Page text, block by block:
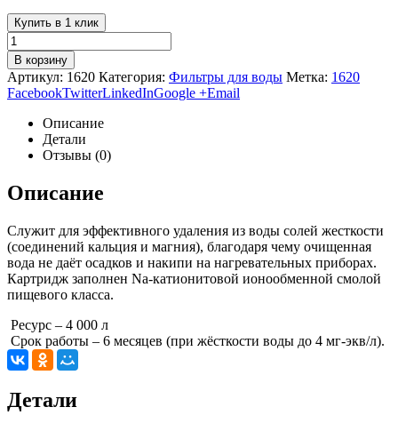
Купить в 1 клик
В корзину
Артикул: 1620 Категория: Фильтры для воды Метка: 1620
FacebookTwitterLinkedInGoogle +Email
Описание
Детали
Отзывы (0)
Описание
Служит для эффективного удаления из воды солей жесткости
(соединений кальция и магния), благодаря чему очищенная
вода не даёт осадков и накипи на нагревательных приборах.
Картридж заполнен Na-катионитовой ионообменной смолой
пищевого класса.
Ресурс – 4 000 л
Срок работы – 6 месяцев (при жёсткости воды до 4 мг-экв/л).
Детали